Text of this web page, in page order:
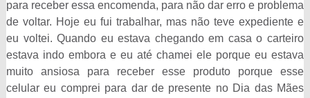
para receber essa encomenda, para não dar erro e problema
de voltar. Hoje eu fui trabalhar, mas não teve expediente e
eu voltei. Quando eu estava chegando em casa o carteiro
estava indo embora e eu até chamei ele porque eu estava
muito ansiosa para receber esse produto porque esse
celular eu comprei para dar de presente no Dia das Mães